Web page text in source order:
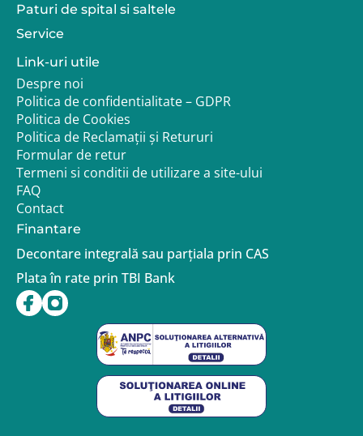
Paturi de spital si saltele
Service
Link-uri utile
Despre noi
Politica de confidentialitate – GDPR
Politica de Cookies
Politica de Reclamații și Retururi
Formular de retur
Termeni si conditii de utilizare a site-ului
FAQ
Contact
Finantare
Decontare integrală sau parțiala prin CAS
Plata în rate prin TBI Bank